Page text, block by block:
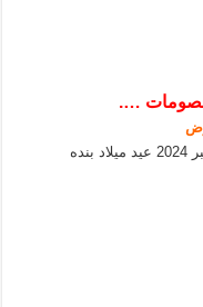
….